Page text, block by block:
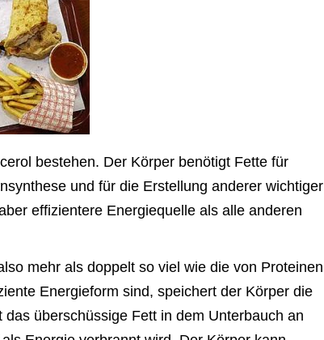
bestehen. Der Körper benötigt Fette für
und für die Erstellung anderer wichtiger
effizientere Energiequelle als alle anderen
mehr als doppelt so viel wie die von Proteinen
Energieform sind, speichert der Körper die
überschüssige Fett in dem Unterbauch an